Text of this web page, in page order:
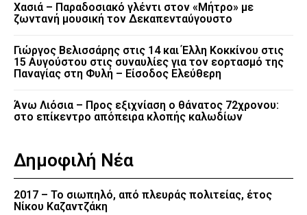
Χασιά – Παραδοσιακό γλέντι στον «Μήτρο» με
ζωντανή μουσική τον Δεκαπενταύγουστο
Γιώργος Βελισσάρης στις 14 και Έλλη Κοκκίνου στις
15 Αυγούστου στις συναυλίες για τον εορτασμό της
Παναγίας στη Φυλή – Είσοδος Ελεύθερη
Άνω Λιόσια – Προς εξιχνίαση ο θάνατος 72χρονου:
στο επίκεντρο απόπειρα κλοπής καλωδίων
Δημοφιλή Νέα
2017 – Το σιωπηλό, από πλευράς πολιτείας, έτος
Νίκου Καζαντζάκη